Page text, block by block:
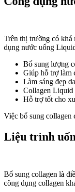
Trên thị trường có khá
dụng nước uống
Bổ sung lượng
Giúp hỗ trợ làm
Làm sáng đẹp
Collagen Liquid
Hỗ trợ tốt cho
Việc bổ sung
Liệu trình
Bổ sung collagen là
công dụng collagen